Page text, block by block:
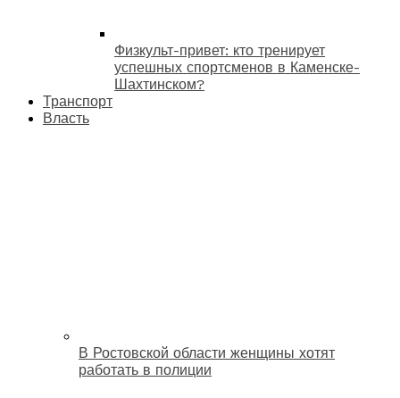
Физкульт-привет: кто тренирует
успешных спортсменов в Каменске-
Шахтинском?
Транспорт
Власть
В Ростовской области женщины хотят
работать в полиции